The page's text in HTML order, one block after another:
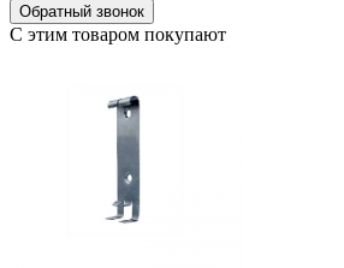
Обратный звонок
С этим товаром покупают